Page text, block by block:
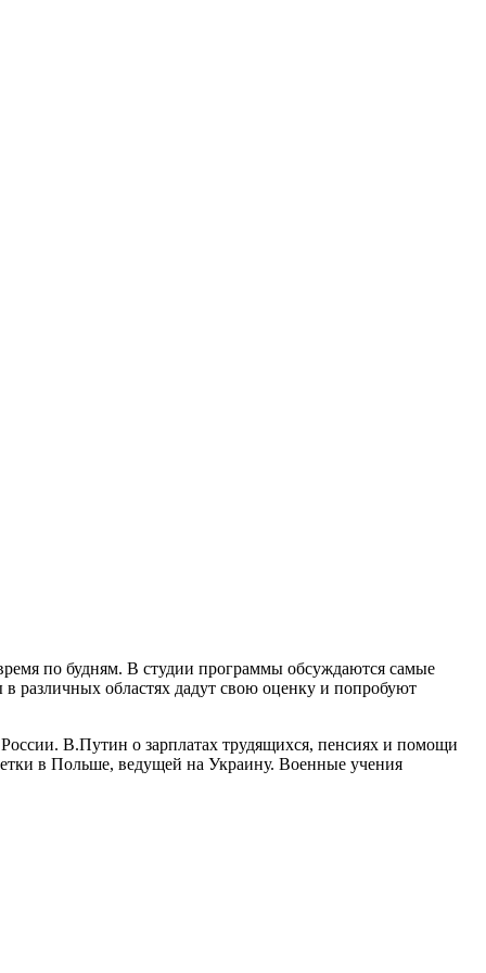
по будням. В студии программы обсуждаются самые
различных областях дадут свою оценку и попробуют
В.Путин о зарплатах трудящихся, пенсиях и помощи
в Польше, ведущей на Украину. Военные учения